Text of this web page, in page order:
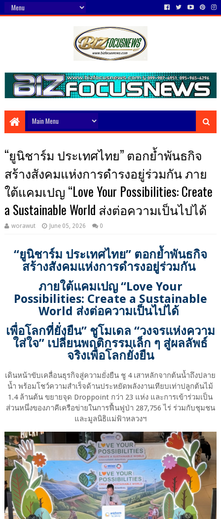
“ยูนิชาร์ม ประเทศไทย” ตอกย้ำพันธกิจ
สร้างสังคมแห่งการดำรงอยู่ร่วมกัน ภาย
ใต้แคมเปญ “Love Your Possibilities: Create
a Sustainable World ส่งต่อความเป็นไปได้
worawut June 05, 2026 0
“ยูนิชาร์ม ประเทศไทย” ตอกย้ำพันธกิจ
สร้างสังคมแห่งการดำรงอยู่ร่วมกัน
ภายใต้แคมเปญ “Love Your
Possibilities: Create a Sustainable
World ส่งต่อความเป็นไปได้
เพื่อโลกที่ยั่งยืน” ชูโมเดล “วงจรแห่งความ
ใส่ใจ” เปลี่ยนพฤติกรรมเล็ก ๆ สู่ผลลัพธ์
จริงเพื่อโลกยั่งยืน
เดินหน้าขับเคลื่อนธุรกิจสู่ความยั่งยืน ชู 4 เสาหลักจากต้นน้ำถึงปลาย
น้ำ พร้อมโชว์ความสำเร็จด้านประหยัดพลังงานเทียบเท่าปลูกต้นไม้
1.4 ล้านต้น ขยายจุด Droppoint กว่า 23 แห่ง และการเข้าร่วมเป็น
ส่วนหนึ่งของภาคีเครือข่ายในการฟื้นฟูป่า 287,756 ไร่ ร่วมกับชุมชน
และมูลนิธิแม่ฟ้าหลวงฯ